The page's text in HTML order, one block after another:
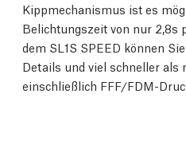
Kippmechanismus ist es
Belichtungszeit von nur 2,8s
dem SL1S SPEED können
Details und viel schneller als
einschließlich FFF/FDM-